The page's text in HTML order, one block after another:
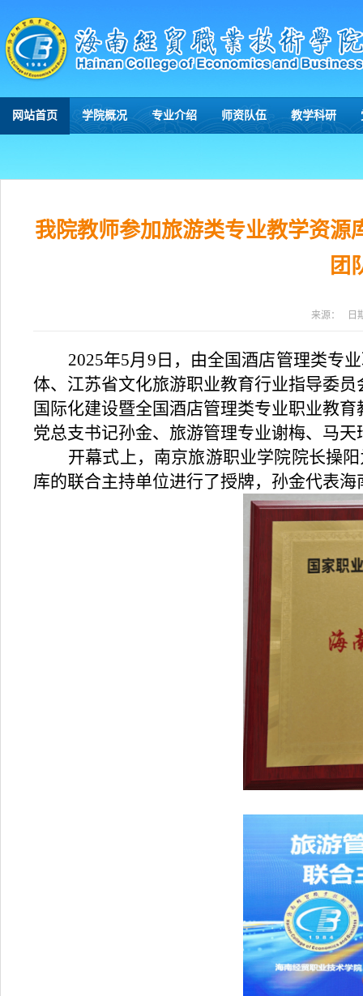
网站首页 学院概况 专业介绍 师资队伍 教学科研
我院教师参加旅游类专业教学资
团
来源： 日
2025年5月9日，由全国酒店管理类专
体、江苏省文化旅游职业教育行业指导委
国际化建设暨全国酒店管理类专业职业教
党总支书记孙金、旅游管理专业谢梅、马
开幕式上，南京旅游职业学院院长操
库的联合主持单位进行了授牌，孙金代表